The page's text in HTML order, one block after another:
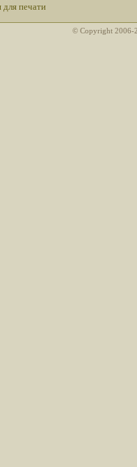
для печати
© Copyright 2006-